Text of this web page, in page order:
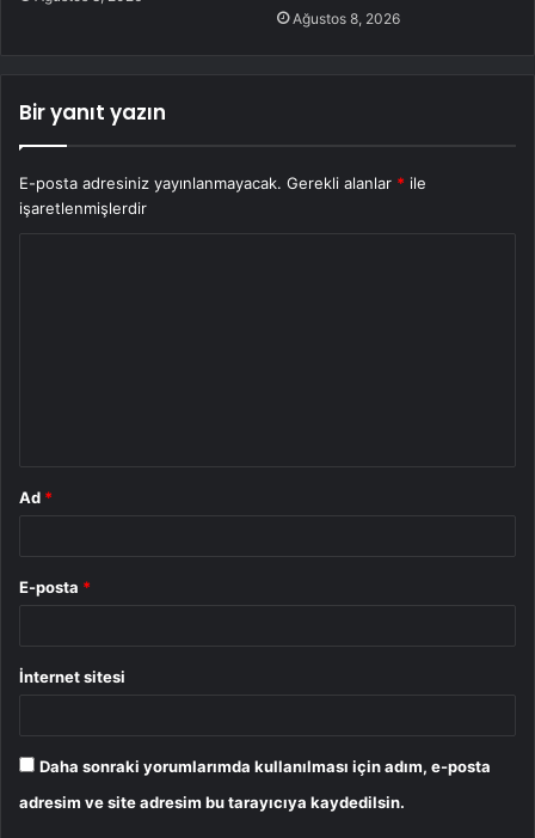
Ağustos 8, 2026
Bir yanıt yazın
E-posta adresiniz yayınlanmayacak. Gerekli alanlar * ile
işaretlenmişlerdir
Ad *
E-posta *
İnternet sitesi
Daha sonraki yorumlarımda kullanılması için adım, e-posta
adresim ve site adresim bu tarayıcıya kaydedilsin.